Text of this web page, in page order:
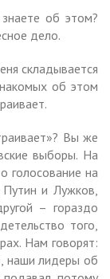
об этом?
дело.
складывается
об этом
Вы же
выборы. На
голосование на
и Лужков,
– гораздо
того,
Нам говорят:
наши лидеры об